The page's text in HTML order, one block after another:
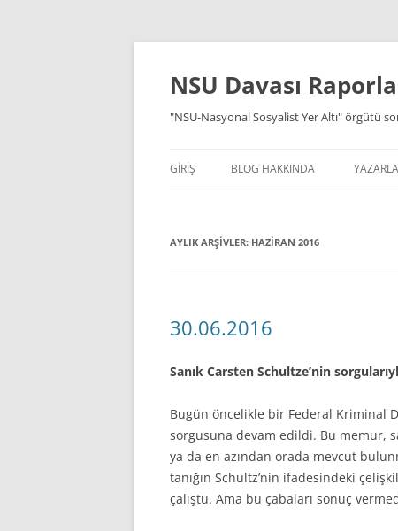
İçeriğe
NSU Davası
"NSU-Nasyonal Sosyalist Yer Altı" örgütü
GIRIŞ BLOG HAKKINDA
AYLIK ARŞIVLER: HAZIRAN 2016
30.06.2016
Sanık Carsten Schultze’nin
Bugün öncelikle bir Federal Kriminal
sorgusuna devam edildi. Bu memur,
ya da en azından orada mevcut
tanığın Schultz’nin ifadesindeki
çalıştu. Ama bu çabaları sonuç